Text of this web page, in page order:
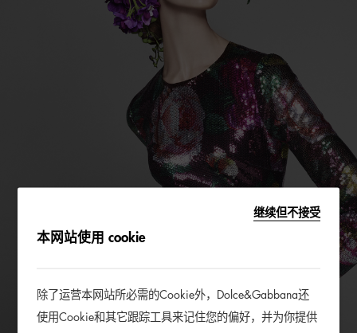
继续但不接受
本网站使用 cookie
除了运营本网站所必需的Cookie外，Dolce&Gabbana还
使用Cookie和其它跟踪工具来记住您的偏好，并为你提供